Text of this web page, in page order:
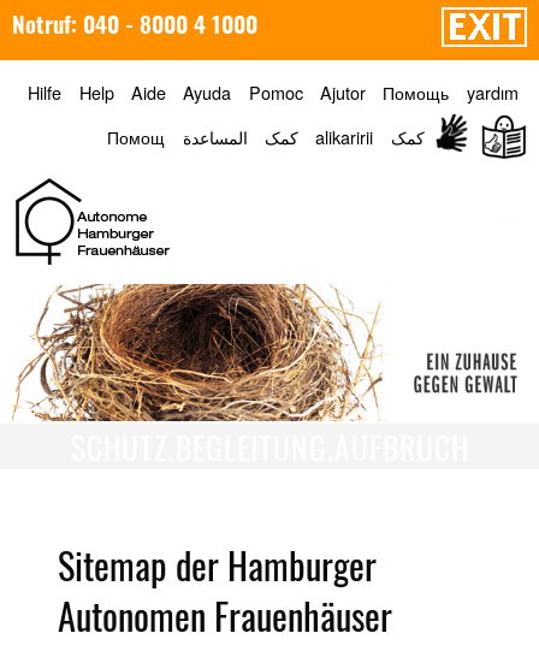
Notruf: 040 - 8000 4 1000
Hilfe Help Aide Ayuda Pomoc Ajutor Помощь
yardım
Помощ
المساعدة کمک alikaririi کمک
Sitemap der Hamburger
Autonomen Frauenhäuser